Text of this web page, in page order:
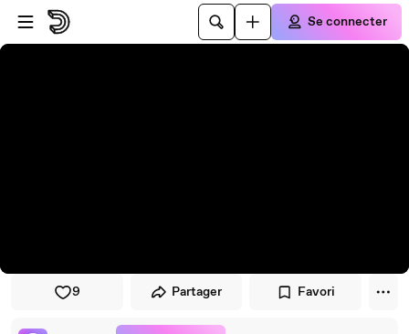
Passer au player
Passer au contenu principal
Se connecter
9 Partager Favori